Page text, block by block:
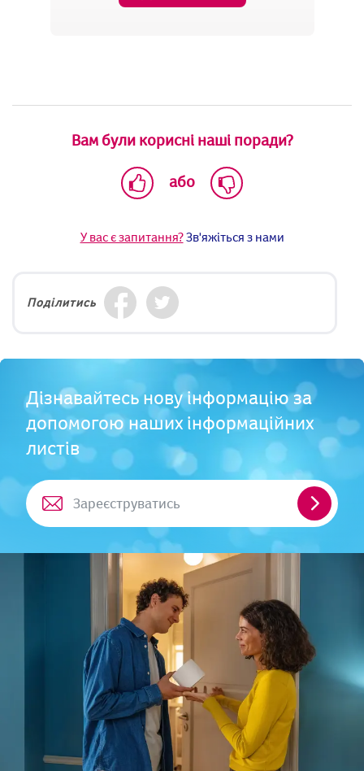
Вам були корисні наші поради?
або
У вас є запитання?Зв'яжіться з нами
Поділитись
Дізнавайтесь нову інформацію за
допомогою наших інформаційних
листів